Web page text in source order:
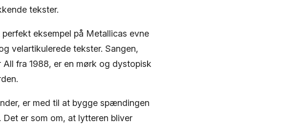
tekster.
eksempel på Metallicas evne
velartikulerede tekster. Sangen,
fra 1988, er en mørk og dystopisk
er med til at bygge spændingen
er som om, at lytteren bliver